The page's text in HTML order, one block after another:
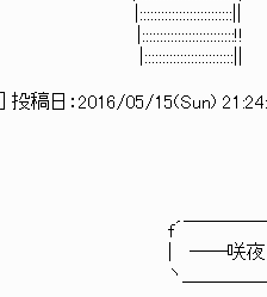
';::::ヽ
ﾍ::::::ヽ
ﾍ::::::::::ヽ
] 投稿日： 2016/05/15(Sun)
￣￣｀
夜
＿＿乂